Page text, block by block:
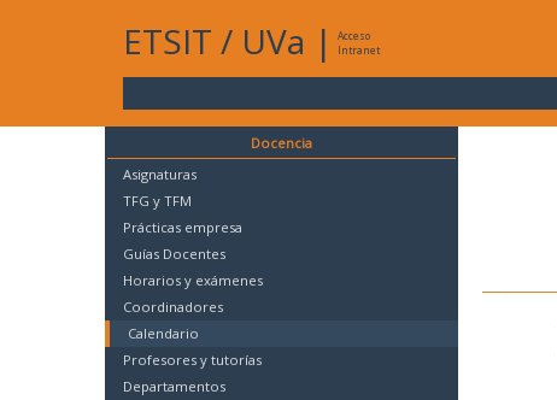
ETSIT / UVa |
Acceso
Intranet
Docencia
Asignaturas
TFG y TFM
Prácticas empresa
Guías Docentes
Horarios y exámenes
Coordinadores
Calendario
Profesores y tutorías
Departamentos